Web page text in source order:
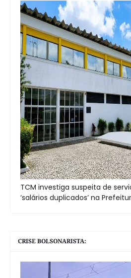
TCM investiga suspeita de
‘salários duplicados’ na
CRISE BOLSONARISTA: